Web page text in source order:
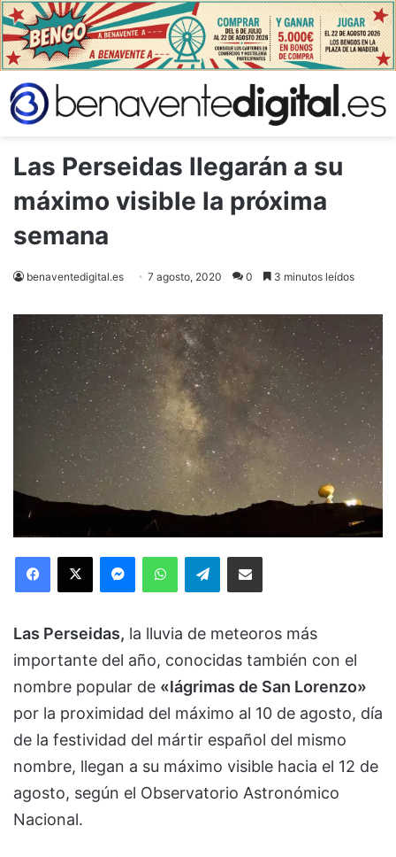
Las Perseidas llegarán a su
máximo visible la próxima
semana
benaventedigital.es 7 agosto, 2020 0 3 minutos leídos
Facebook
X MessengerWhatsAppTelegramCompartir via Email
Las Perseidas, la lluvia de meteoros más
importante del año, conocidas también con el
nombre popular de «lágrimas de San Lorenzo»
por la proximidad del máximo al 10 de agosto, día
de la festividad del mártir español del mismo
nombre, llegan a su máximo visible hacia el 12 de
agosto, según el Observatorio Astronómico
Nacional.